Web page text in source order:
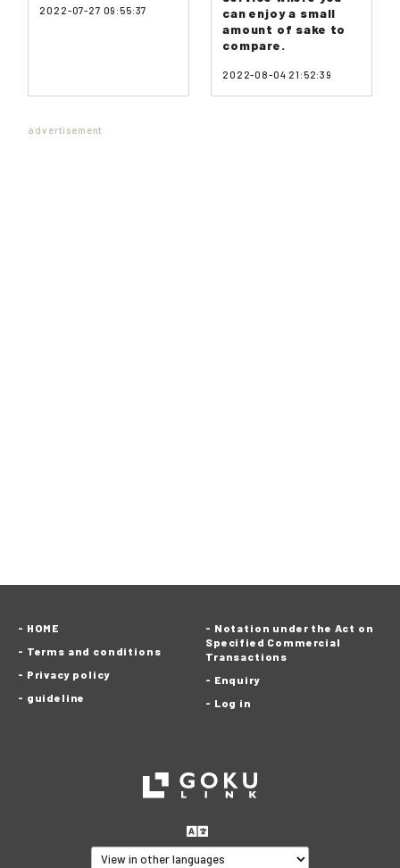
2022-07-27 09:55:37
can enjoy a small
amount of sake to
compare.
2022-08-04 21:52:39
advertisement
HOME
Terms and conditions
Privacy policy
guideline
Notation under the Act on
Specified Commercial
Transactions
Enquiry
Log in